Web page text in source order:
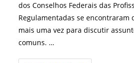
dos Conselhos Federais das
Regulamentadas se encontraram
mais uma vez para discutir
comuns. …